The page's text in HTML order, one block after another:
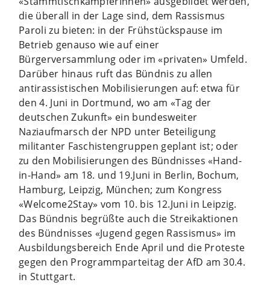
die überall in der Lage sind, dem Rassismus
Paroli zu bieten: in der Frühstückspause im
Betrieb genauso wie auf einer
Bürgerversammlung oder im «privaten» Umfeld.
Darüber hinaus ruft das Bündnis zu allen
antirassistischen Mobilisierungen auf: etwa für
den 4. Juni in Dortmund, wo am «Tag der
deutschen Zukunft» ein bundesweiter
Naziaufmarsch der NPD unter Beteiligung
militanter Faschistengruppen geplant ist; oder
zu den Mobilisierungen des Bündnisses «Hand-
in-Hand» am 18. und 19.Juni in Berlin, Bochum,
Hamburg, Leipzig, München; zum Kongress
«Welcome2Stay» vom 10. bis 12.Juni in Leipzig.
Das Bündnis begrüßte auch die Streikaktionen
des Bündnisses «Jugend gegen Rassismus» im
Ausbildungsbereich Ende April und die Proteste
gegen den Programmparteitag der AfD am 30.4.
in Stuttgart.